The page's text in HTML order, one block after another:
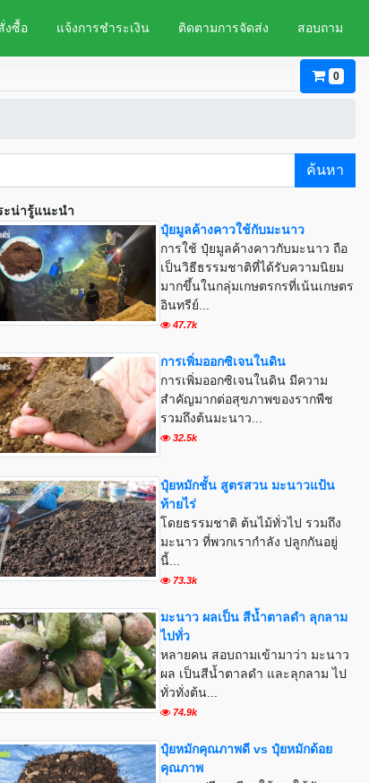
งซื้อ แจ้งการชำระเงิน ติดตามการจัดส่ง สอบถาม
0
ค้นหา
ะน่ารู้แนะนำ
ปุ๋ยมูลค้างคาวใช้กับมะนาว
การใช้ ปุ๋ยมูลค้างคาวกับมะนาว ถือ
เป็นวิธีธรรมชาติที่ได้รับความนิยม
มากขึ้นในกลุ่มเกษตรกรที่เน้นเกษตร
อินทรีย์...
47.7k
การเพิ่มออกซิเจนในดิน
การเพิ่มออกซิเจนในดิน มีความ
สำคัญมากต่อสุขภาพของรากพืช
รวมถึงต้นมะนาว...
32.5k
ปุ๋ยหมักชั้น สูตรสวน มะนาวแป้น
ท้ายไร่
โดยธรรมชาติ ต้นไม้ทั่วไป รวมถึง
มะนาว ที่พวกเรากำลัง ปลูกกันอยู่
นี้...
73.3k
มะนาว ผลเป็น สีน้ำตาลดำ ลุกลาม
ไปทั่ว
หลายคน สอบถามเข้ามาว่า มะนาว
ผล เป็นสีน้ำตาลดำ และลุกลาม ไป
ทั่วทั่งต้น...
74.9k
ปุ๋ยหมักคุณภาพดี vs ปุ๋ยหมักด้อย
คุณภาพ